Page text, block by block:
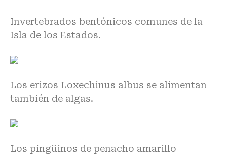
Invertebrados bentónicos comunes de la
Isla de los Estados.
Los erizos Loxechinus albus se alimentan
también de algas.
Los pingüinos de penacho amarillo